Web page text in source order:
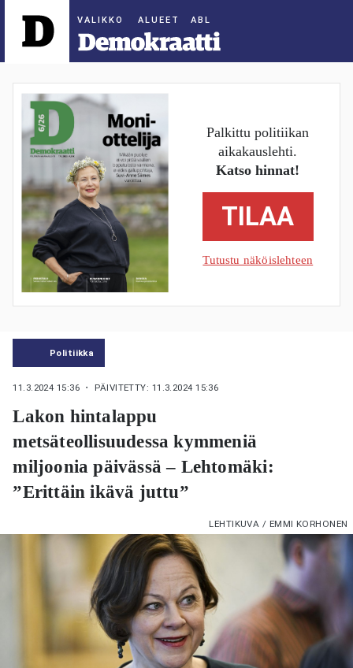
ALUEET
Palkittu politiikan
aikakauslehti.
Katso hinnat!
TILAA
Tutustu näköislehteen
Politiikka
11.3.2024 15:36 ・ PÄIVITETTY: 11.3.2024 15:36
Lakon hintalappu
metsäteollisuudessa kymmeniä
miljoonia päivässä – Lehtomäki:
”Erittäin ikävä juttu”
LEHTIKUVA / EMMI KORHONEN